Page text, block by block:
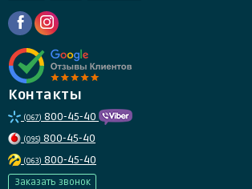
Контакты
(067) 800-45-40
(095) 800-45-40
(063) 800-45-40
Заказать звонок